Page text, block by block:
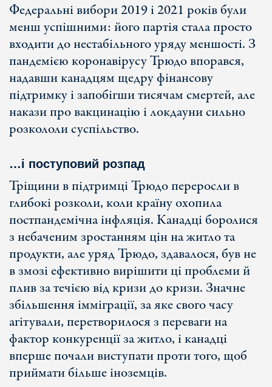
Федеральні вибори 2019 і 2021 років були
менш успішними: його партія стала просто
входити до нестабільного уряду меншості. З
пандемією коронавірусу Трюдо впорався,
надавши канадцям щедру фінансову
підтримку і запобігши тисячам смертей, але
накази про вакцинацію і локдауни сильно
розкололи суспільство.
…і поступовий розпад
Тріщини в підтримці Трюдо переросли в
глибокі розколи, коли країну охопила
постпандемічна інфляція. Канадці боролися
з небаченим зростанням цін на житло та
продукти, але уряд Трюдо, здавалося, був не
в змозі ефективно вирішити ці проблеми й
плив за течією від кризи до кризи. Значне
збільшення імміграції, за яке свого часу
агітували, перетворилося з переваги на
фактор конкуренції за житло, і канадці
вперше почали виступати проти того, щоб
приймати більше іноземців.